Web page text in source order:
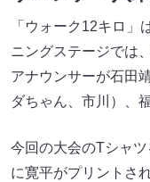
「ウォーク12キロ
ニングステージでは
アナウンサーが石田
ダちゃん、市川）、
今回の大会のTシャ
に寛平がプリントさ